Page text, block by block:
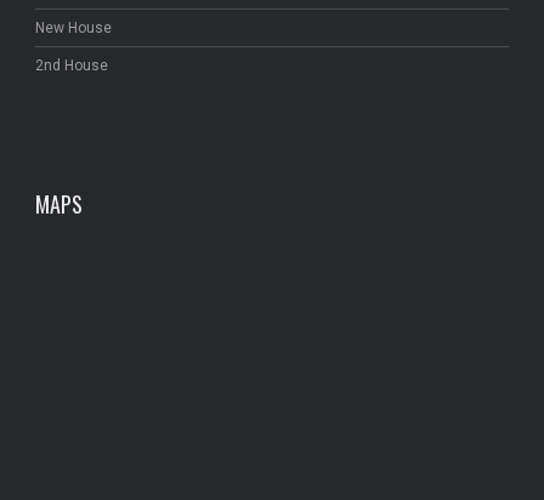
New House
2nd House
MAPS